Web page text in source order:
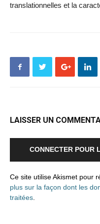
translationnelles et la
LAISSER UN
CONNECTER POUR
Ce site utilise Akismet pour
plus sur la façon dont les
traitées